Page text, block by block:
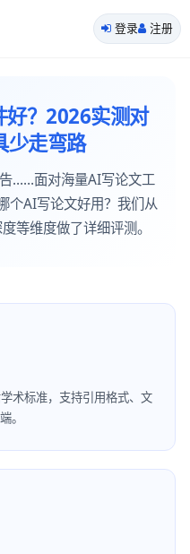
登录 注册
？2026实测对
少走弯路
……面对海量AI写论文工
个AI写论文好用？我们从
等维度做了详细评测。
术标准，支持引用格式、文
。